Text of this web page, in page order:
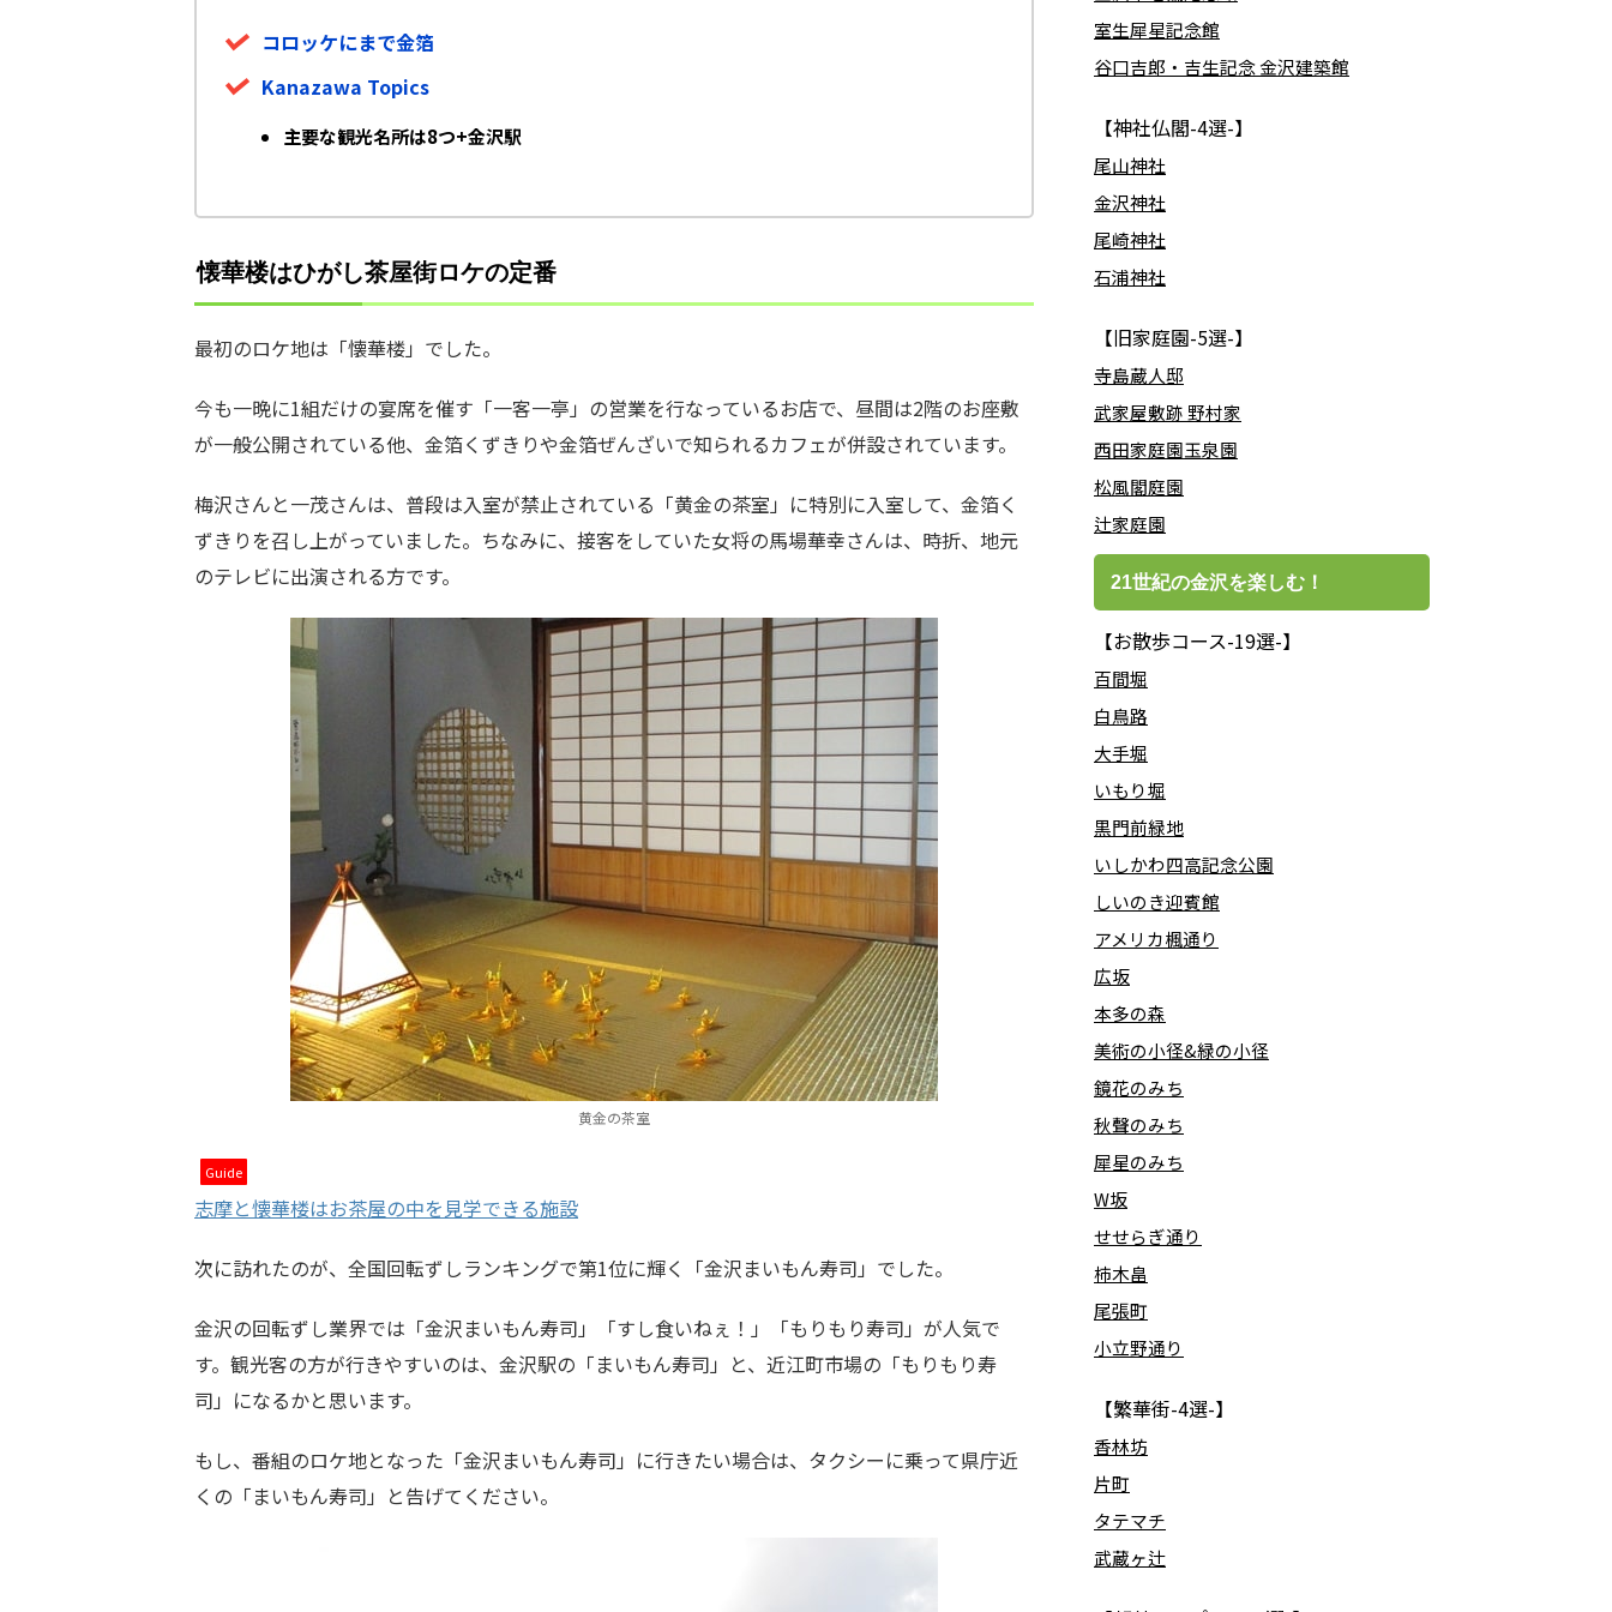
コロッケにまで金箔
Kanazawa Topics
主要な観光名所は8つ+金沢駅
懐華楼はひがし茶屋街ロケの定番
最初のロケ地は「懐華楼」でした。
今も一晩に1組だけの宴席を催す「一客一亭」の営業を行なっているお店で、昼間は2階のお座敷
が一般公開されている他、金箔くずきりや金箔ぜんざいで知られるカフェが併設されています。
梅沢さんと一茂さんは、普段は入室が禁止されている「黄金の茶室」に特別に入室して、金箔く
ずきりを召し上がっていました。ちなみに、接客をしていた女将の馬場華幸さんは、時折、地元
のテレビに出演される方です。
黄金の茶室
Guide
志摩と懐華楼はお茶屋の中を見学できる施設
次に訪れたのが、全国回転ずしランキングで第1位に輝く「金沢まいもん寿司」でした。
金沢の回転ずし業界では「金沢まいもん寿司」「すし食いねぇ！」「もりもり寿司」が人気で
す。観光客の方が行きやすいのは、金沢駅の「まいもん寿司」と、近江町市場の「もりもり寿
司」になるかと思います。
もし、番組のロケ地となった「金沢まいもん寿司」に行きたい場合は、タクシーに乗って県庁近
くの「まいもん寿司」と告げてください。
室生犀星記念館
谷口吉郎・吉生記念 金沢建築館
【神社仏閣-4選-】
尾山神社
金沢神社
尾崎神社
石浦神社
【旧家庭園-5選-】
寺島蔵人邸
武家屋敷跡 野村家
西田家庭園玉泉園
松風閣庭園
辻家庭園
21世紀の金沢を楽しむ！
【お散歩コース-19選-】
百間堀
白鳥路
大手堀
いもり堀
黒門前緑地
いしかわ四高記念公園
しいのき迎賓館
アメリカ楓通り
広坂
本多の森
美術の小径&緑の小径
鏡花のみち
秋聲のみち
犀星のみち
W坂
せせらぎ通り
柿木畠
尾張町
小立野通り
【繁華街-4選-】
香林坊
片町
タテマチ
武蔵ヶ辻